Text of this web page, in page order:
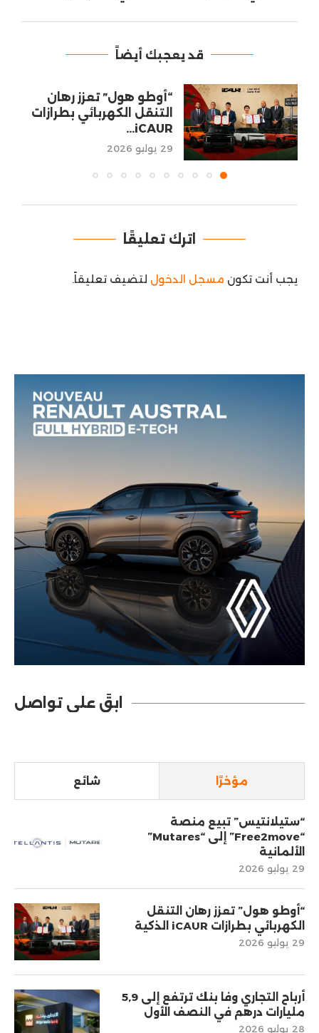
قد يعجبك أيضاً
“أوطو هول” تعزز رهان
التنقل الكهربائي بطرازات
iCAUR...
29 يوليو 2026
اترك تعليقًا
يجب أنت تكون مسجل الدخول لتضيف تعليقاً.
ابقَ على تواصل
مؤخرًا شائع
“ستيلانتيس” تبيع منصة
“Free2move” إلى “Mutares”
الألمانية
29 يوليو 2026
“أوطو هول” تعزز رهان التنقل
الكهربائي بطرازات iCAUR الذكية
29 يوليو 2026
أرباح التجاري وفا بنك ترتفع إلى 5,9
مليارات درهم في النصف الأول
28 يوليو 2026